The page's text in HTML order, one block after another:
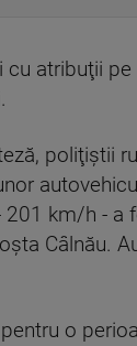
atribuţii
poliţiştii
km/h -
Câlnău.
o